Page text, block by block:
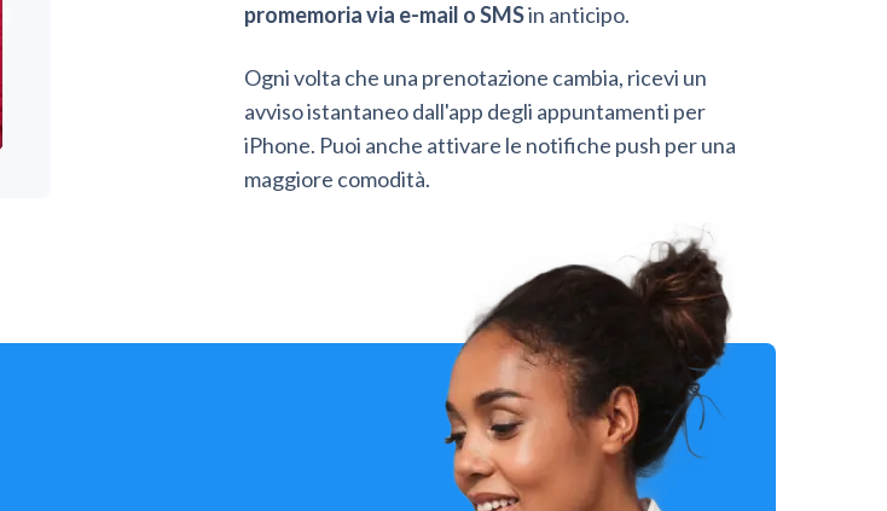
promemoria via e-mail o SMSin anticipo.
Ogni volta che una prenotazione cambia, ricevi un
avviso istantaneo dall'app degli appuntamenti per
iPhone. Puoi anche attivare le notifiche push per una
maggiore comodità.